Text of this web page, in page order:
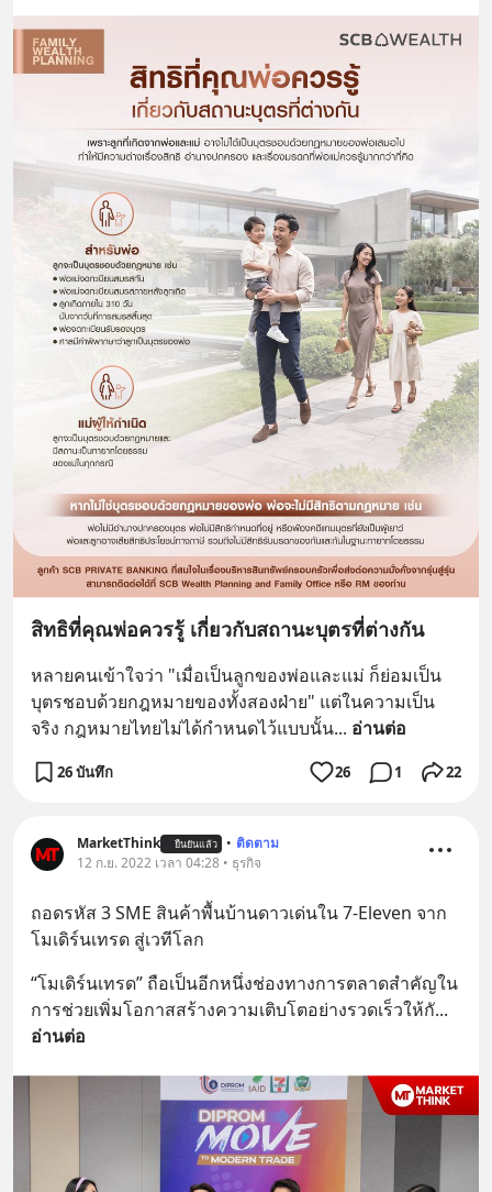
สิทธิที่คุณพ่อควรรู้ เกี่ยวกับสถานะบุตรที่ต่างกัน
หลายคนเข้าใจว่า "เมื่อเป็นลูกของพ่อและแม่ ก็ย่อมเป็น
บุตรชอบด้วยกฎหมายของทั้งสองฝ่าย" แต่ในความเป็น
จริง กฎหมายไทยไม่ได้กำหนดไว้แบบนั้น... อ่านต่อ
26 บันทึก 26 1 22
MarketThink ยืนยันแล้ว • ติดตาม
12 ก.ย. 2022 เวลา 04:28 • ธุรกิจ
ถอดรหัส 3 SME สินค้าพื้นบ้านดาวเด่นใน 7-Eleven จาก
โมเดิร์นเทรด สู่เวทีโลก
“โมเดิร์นเทรด” ถือเป็นอีกหนึ่งช่องทางการตลาดสำคัญใน
การช่วยเพิ่มโอกาสสร้างความเติบโตอย่างรวดเร็วให้กั
อ่านต่อ